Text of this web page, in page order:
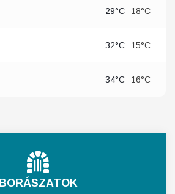
29°C 18°C
32°C 15°C
34°C 16°C
BORÁSZATOK